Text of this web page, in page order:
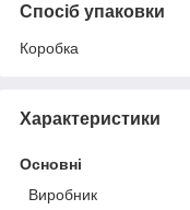
Спосіб упаковки
Коробка
Характеристики
Основні
Виробник